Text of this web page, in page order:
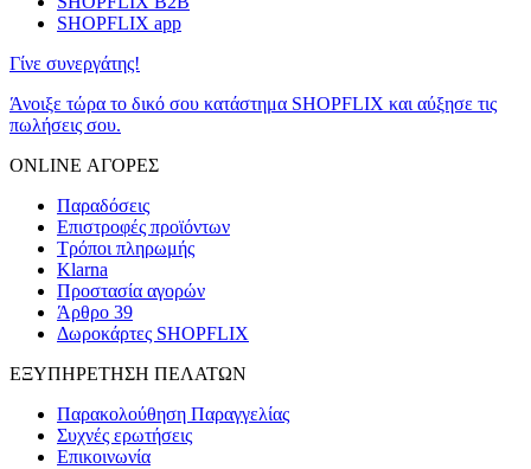
SHOPFLIX app
Γίνε συνεργάτης!
Άνοιξε τώρα το δικό σου κατάστημα SHOPFLIX και αύξησε τις
πωλήσεις σου.
ONLINE ΑΓΟΡΕΣ
Παραδόσεις
Επιστροφές προϊόντων
Τρόποι πληρωμής
Klarna
Προστασία αγορών
Άρθρο 39
Δωροκάρτες SHOPFLIX
ΕΞΥΠΗΡΕΤΗΣΗ ΠΕΛΑΤΩΝ
Παρακολούθηση Παραγγελίας
Συχνές ερωτήσεις
Επικοινωνία